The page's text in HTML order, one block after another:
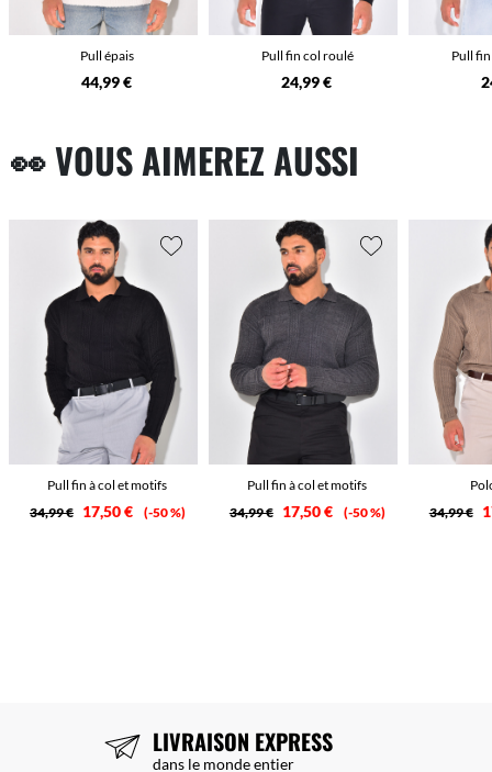
Pull épais
44,99 €
Pull fin col roulé
24,99 €
Pull
👀 VOUS AIMEREZ AUSSI
Pull fin à col et motifs
34,99 €
17,50 € -50 %
Pull fin à col et motifs
34,99 €
17,50 € -50 %
34,99 €
LIVRAISON EXPRESS
dans le monde entier